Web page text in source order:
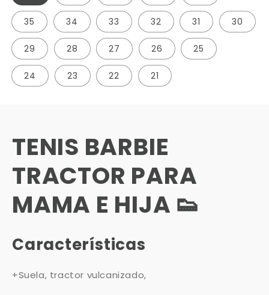
35 34 33 32 31 30
29 28 27 26 25
24 23 22 21
TENIS BARBIE
TRACTOR PARA
MAMA E HIJA 👟
Características
+Suela, tractor vulcanizado,